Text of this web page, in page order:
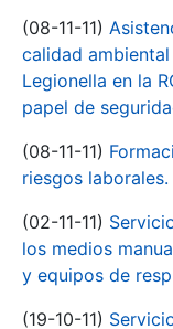
(08-11-11)
calidad
Legionella en la
papel de
(08-11-11)
riesgos
(02-11-11)
los medios
y equipos de
(19-10-11)